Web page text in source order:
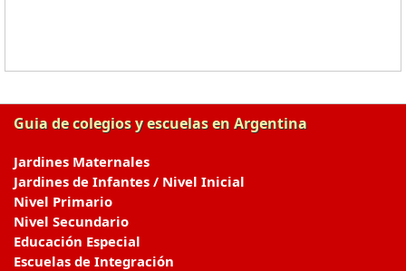
Guia de colegios y escuelas en Argentina
Jardines Maternales
Jardines de Infantes / Nivel Inicial
Nivel Primario
Nivel Secundario
Educación Especial
Escuelas de Integración